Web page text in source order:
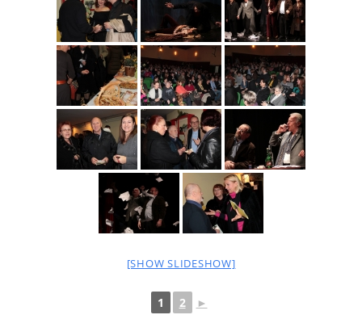
[SHOW SLIDESHOW]
1 2 ►